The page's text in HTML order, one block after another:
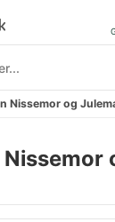
Nissemor og
Nissemor